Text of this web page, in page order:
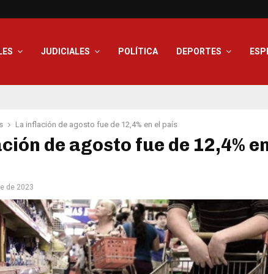
JUDICIALES POLÍTICA DEPORTES
La inflación de agosto fue de 12,4% en el país
de agosto fue de 12,4%
de 2023